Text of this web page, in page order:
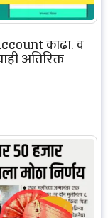
काढा. व
अतिरिक्त